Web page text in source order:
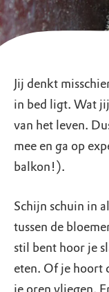
Jij denkt
in bed ligt. Wat
van het leven.
mee en ga op
balkon!).
Schijn schuin in
tussen de
stil bent hoor je
eten. Of je hoort